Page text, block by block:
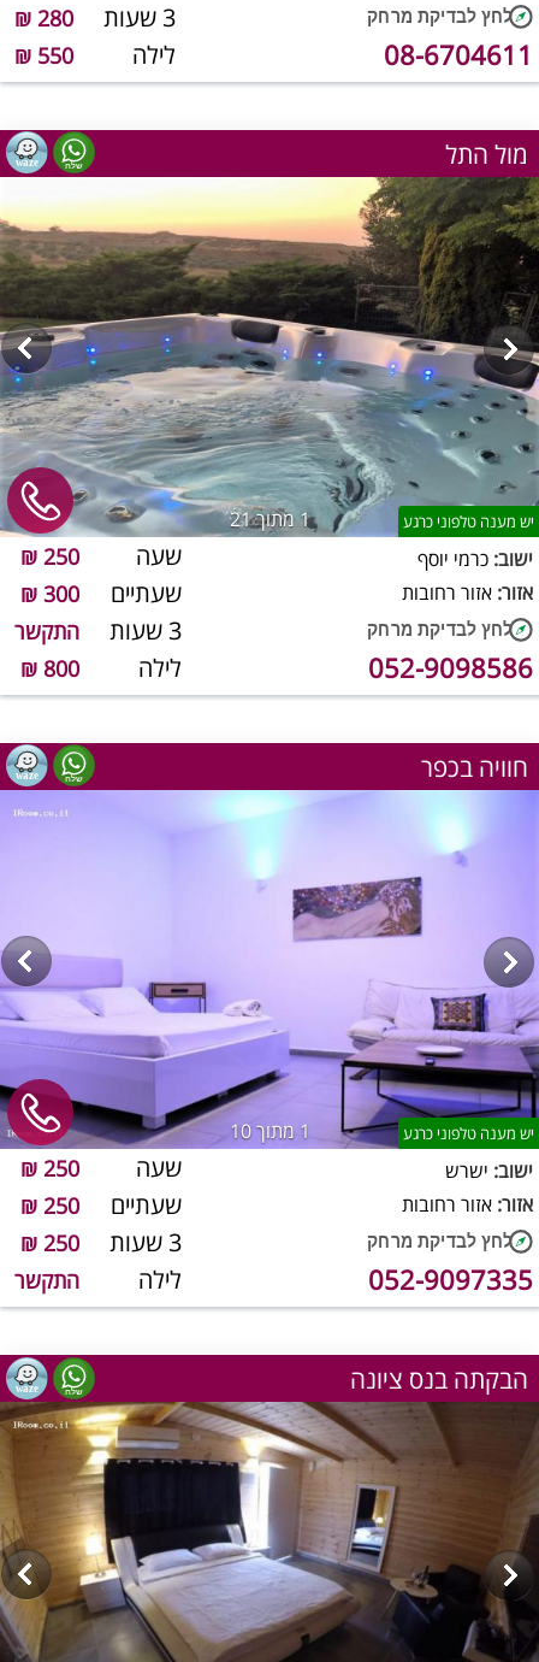
3 שעות 280 ₪
לילה 550 ₪ 08-6704611
מול התל
1 מתוך 21 יש מענה טלפוני כרגע
שעה 250 ₪
שעתיים 300 ₪
3 שעות התקשר
לילה 800 ₪
ישוב: כרמי יוסף
אזור: אזור רחובות
052-9098586
חוויה בכפר
1 מתוך 10 יש מענה טלפוני כרגע
שעה 250 ₪
שעתיים 250 ₪
3 שעות 250 ₪
לילה התקשר
ישוב: ישרש
אזור: אזור רחובות
052-9097335
הבקתה בנס ציונה